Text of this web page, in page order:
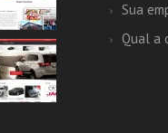
Sua
Qual a